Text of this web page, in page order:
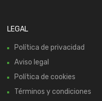
LEGAL
Política de privacidad
Aviso legal
Política de cookies
Términos y condiciones